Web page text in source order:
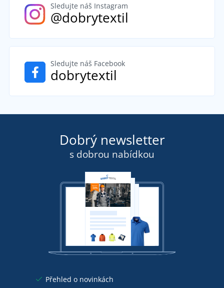
Sledujte náš Instagram
@dobrytextil
Sledujte náš Facebook
dobrytextil
Dobrý newsletter
s dobrou nabídkou
Přehled o novinkách